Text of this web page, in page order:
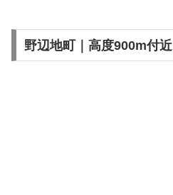
野辺地町｜高度900m付近